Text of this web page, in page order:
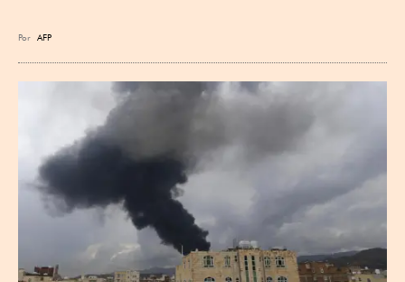
Por AFP